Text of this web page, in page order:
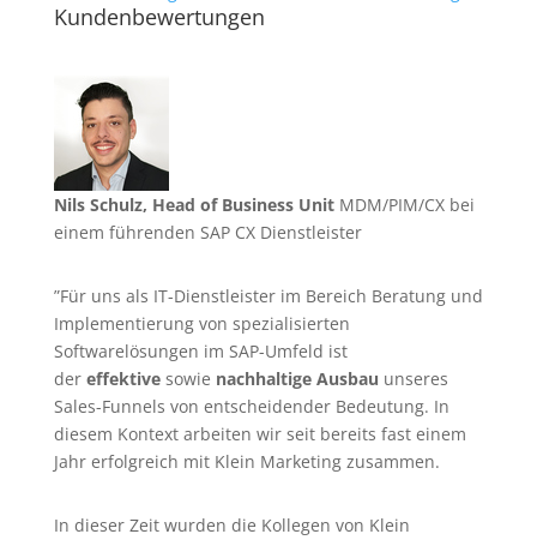
Kundenbewertungen
Nils Schulz, Head of Business UnitMDM/PIM/CX bei
einem führenden SAP CX Dienstleister
”Für uns als IT-Dienstleister im Bereich Beratung und
Implementierung von spezialisierten
Softwarelösungen im SAP-Umfeld ist
der effektive sowie nachhaltige Ausbau unseres
Sales-Funnels von entscheidender Bedeutung. In
diesem Kontext arbeiten wir seit bereits fast einem
Jahr erfolgreich mit Klein Marketing zusammen.
In dieser Zeit wurden die Kollegen von Klein